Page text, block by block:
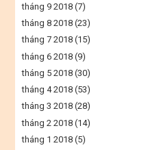
tháng 9 2018 (7)
tháng 8 2018 (23)
tháng 7 2018 (15)
tháng 6 2018 (9)
tháng 5 2018 (30)
tháng 4 2018 (53)
tháng 3 2018 (28)
tháng 2 2018 (14)
tháng 1 2018 (5)